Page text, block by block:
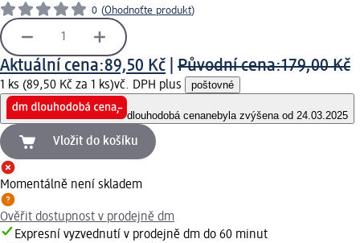
0 (Ohodnoťte produkt)
Aktuální cena:89,50 Kč Původní cena:179,00 Kč
1 ks (89,50 Kč za 1 ks)vč. DPH plus poštovné
dlouhodobá cenanebyla zvýšena od 24.03.2025
Vložit do košíku
Momentálně není skladem
Ověřit dostupnost v prodejně dm
Expresní vyzvednutí v prodejně dm do 60 minut